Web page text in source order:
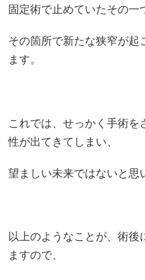
固定術で止めていたその一
その箇所で新たな狭窄が起
ます。
これでは、せっかく手術
性が出てきてしまい、
望ましい未来ではないと思
以上のようなことが、術
ますので、